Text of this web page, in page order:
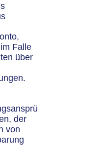
Falle
über
der
von